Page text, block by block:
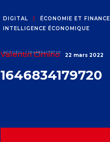
DIGITAL ÉCONOMIE ET FINANCE
INTELLIGENCE ÉCONOMIQUE
ACCUEIL 1646834179720
Valentin Cimino 22 mars 2022
1646834179720